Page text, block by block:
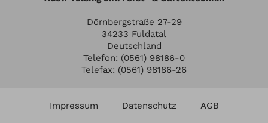
Dörnbergstraße 27-29
34233 Fuldatal
Deutschland
Telefon: (0561) 98186-0
Telefax: (0561) 98186-26
Impressum Datenschutz AGB